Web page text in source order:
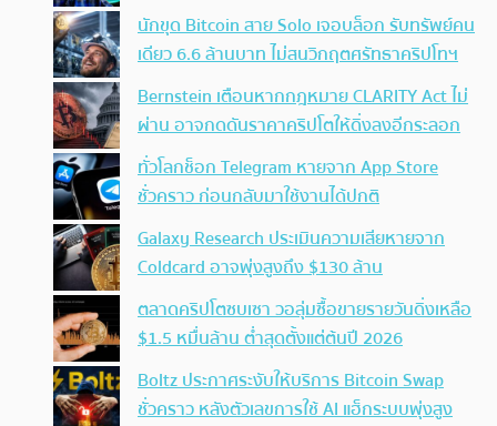
นักขุด Bitcoin สาย Solo เจอบล็อก รับทรัพย์คน
เดียว 6.6 ล้านบาท ไม่สนวิกฤตศรัทธาคริปโทฯ
Bernstein เตือนหากกฎหมาย CLARITY Act ไม่
ผ่าน อาจกดดันราคาคริปโตให้ดิ่งลงอีกระลอก
ทั่วโลกช็อก Telegram หายจาก App Store
ชั่วคราว ก่อนกลับมาใช้งานได้ปกติ
Galaxy Research ประเมินความเสียหายจาก
Coldcard อาจพุ่งสูงถึง $130 ล้าน
ตลาดคริปโตซบเซา วอลุ่มซื้อขายรายวันดิ่งเหลือ
$1.5 หมื่นล้าน ต่ำสุดตั้งแต่ต้นปี 2026
Boltz ประกาศระงับให้บริการ Bitcoin Swap
ชั่วคราว หลังตัวเลขการใช้ AI แฮ็กระบบพุ่งสูง